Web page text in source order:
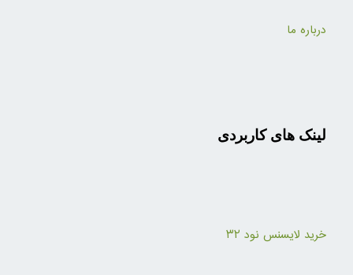
درباره ما
لینک های کاربردی
خرید لایسنس نود ۳۲